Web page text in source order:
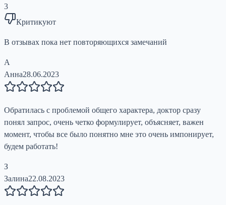
3
Критикуют
В отзывах пока нет повторяющихся замечаний
А
Анна28.06.2023
Обратилась с проблемой общего характера, доктор сразу
понял запрос, очень четко формулирует, объясняет, важен
момент, чтобы все было понятно мне это очень импонирует,
будем работать!
З
Залина22.08.2023